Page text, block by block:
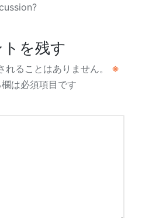
を残す
ることはありません。
※
は必須項目です